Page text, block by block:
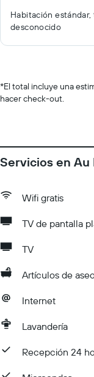
Habitación
desconocido
*El total incluye una
hacer check-out.
Servicios en Au
Wifi gratis
TV de pantalla
TV
Artículos de
Internet
Lavandería
Recepción 24